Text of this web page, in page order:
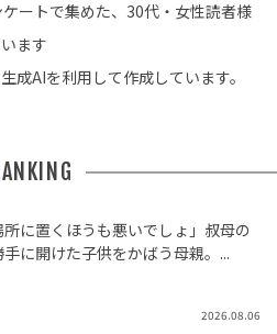
ートで集めた、30代・女性読者様
ます
成AIを利用して作成しています。
RANKING
所に置くほうも悪いでしょ」叔母の
に開けた子供をかばう母親。...
2026.08.06